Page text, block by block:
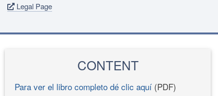
Legal Page
CONTENT
Para ver el libro completo dé clic aquí (PDF)